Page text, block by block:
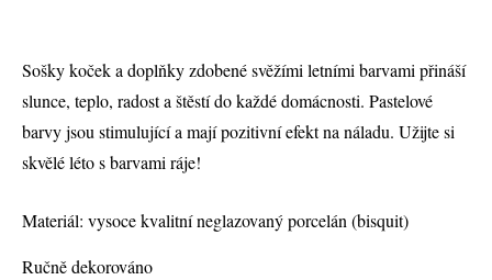
Sošky koček a doplňky zdobené svěžími letními barvami přináší
slunce, teplo, radost a štěstí do každé domácnosti. Pastelové
barvy jsou stimulující a mají pozitivní efekt na náladu. Užijte si
skvělé léto s barvami ráje!
Materiál: vysoce kvalitní neglazovaný porcelán (bisquit)
Ručně dekorováno